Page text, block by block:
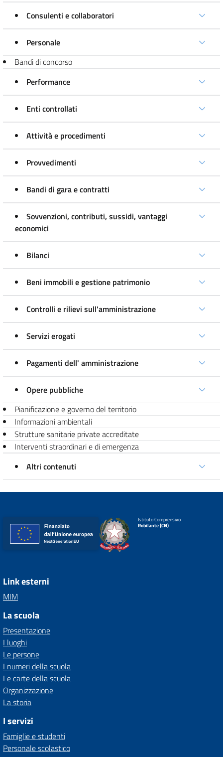
Consulenti e collaboratori
Personale
Bandi di concorso
Performance
Enti controllati
Attività e procedimenti
Provvedimenti
Bandi di gara e contratti
Sovvenzioni, contributi, sussidi, vantaggi
economici
Bilanci
Beni immobili e gestione patrimonio
Controlli e rilievi sull'amministrazione
Servizi erogati
Pagamenti dell' amministrazione
Opere pubbliche
Pianificazione e governo del territorio
Informazioni ambientali
Strutture sanitarie private accreditate
Interventi straordinari e di emergenza
Altri contenuti
Istituto Comprensivo
Robilante (CN)
Link esterni
MIM
La scuola
Presentazione
I luoghi
Le persone
I numeri della scuola
Le carte della scuola
Organizzazione
La storia
I servizi
Famiglie e studenti
Personale scolastico